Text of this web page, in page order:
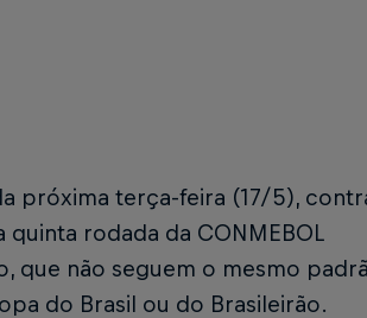
próxima terça-feira (17/5),
quinta rodada da CONMEBOL
que não seguem o mesmo
do Brasil ou do Brasileirão.